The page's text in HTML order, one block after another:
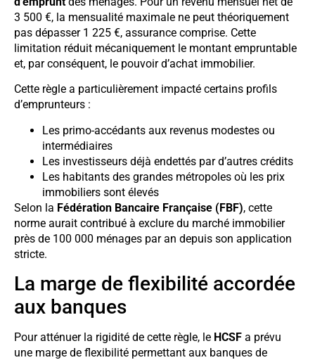
3 500 €, la mensualité maximale ne peut théoriquement
pas dépasser 1 225 €, assurance comprise. Cette
limitation réduit mécaniquement le montant empruntable
et, par conséquent, le pouvoir d’achat immobilier.
Cette règle a particulièrement impacté certains profils
d’emprunteurs :
Les primo-accédants aux revenus modestes ou
intermédiaires
Les investisseurs déjà endettés par d’autres crédits
Les habitants des grandes métropoles où les prix
immobiliers sont élevés
Selon la Fédération Bancaire Française (FBF), cette
norme aurait contribué à exclure du marché immobilier
près de 100 000 ménages par an depuis son application
stricte.
La marge de flexibilité accordée
aux banques
Pour atténuer la rigidité de cette règle, le HCSF a prévu
une marge de flexibilité permettant aux banques de